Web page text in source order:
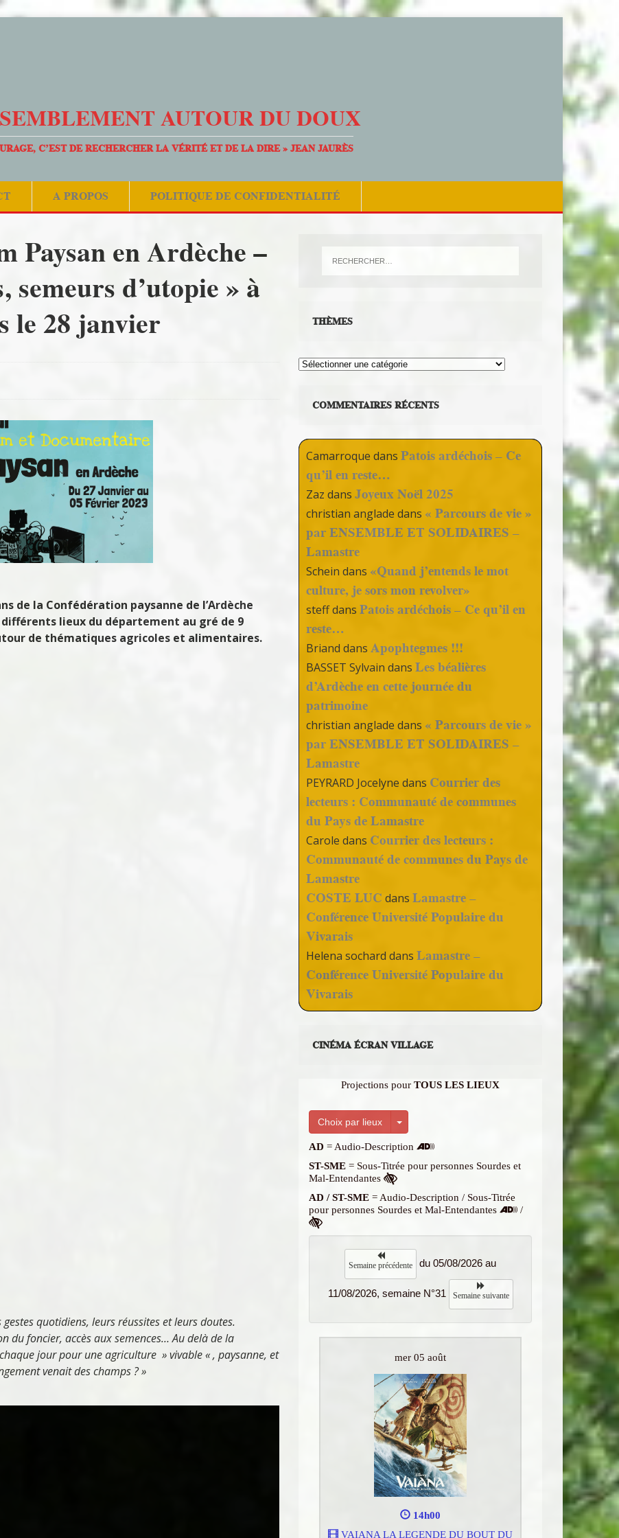
AUTOUR DU DOUX
C’EST DE RECHERCHER LA VÉRITÉ ET DE LA DIRE » JEAN JAURÈS
A PROPOS POLITIQUE DE CONFIDENTIALITÉ
Paysan en Ardèche –
semeurs d’utopie » à
le 28 janvier
de la Confédération paysanne de l’Ardèche
lieux du département au gré de 9
de thématiques agricoles et alimentaires.
quotidiens, leurs réussites et leurs doutes.
du foncier, accès aux semences… Au delà de la
jour pour une agriculture » vivable « , paysanne, et
venait des champs ? »
THÈMES
Thèmes
COMMENTAIRES RÉCENTS
Camarroque dansPatois ardéchois – Ce
qu’il en reste…
Zaz dansJoyeux Noël 2025
christian anglade dans « Parcours de vie »
par ENSEMBLE ET SOLIDAIRES –
Lamastre
Schein dans «Quand j’entends le mot
culture, je sors mon revolver»
steffdansPatois ardéchois – Ce qu’il en
reste…
Briand dansApophtegmes !!!
BASSET Sylvain dansLes béalières
d’Ardèche en cette journée du
patrimoine
christian anglade dans « Parcours de vie »
par ENSEMBLE ET SOLIDAIRES –
Lamastre
PEYRARD Jocelyne dans Courrier des
lecteurs : Communauté de communes
du Pays de Lamastre
Carole dans Courrier des lecteurs :
Communauté de communes du Pays de
Lamastre
COSTE LUC dansLamastre –
Conférence Université Populaire du
Vivarais
Helena sochard dansLamastre –
Conférence Université Populaire du
Vivarais
CINÉMA ÉCRAN VILLAGE